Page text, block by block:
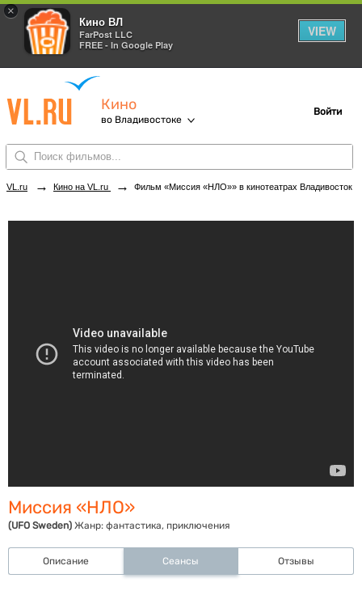
×
Кино ВЛ
FarPost LLC
FREE - In Google Play
VIEW
Кино
во Владивостоке
Войти
VL.ru → Кино на VL.ru → Фильм «Миссия «НЛО»» в кинотеатрах Владивостока. Купить билеты!
Миссия «НЛО»
(UFO Sweden) Жанр: фантастика, приключения
Описание Сеансы Отзывы